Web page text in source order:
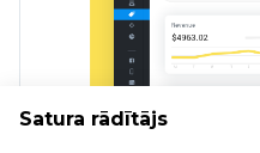
Satura rādītājs